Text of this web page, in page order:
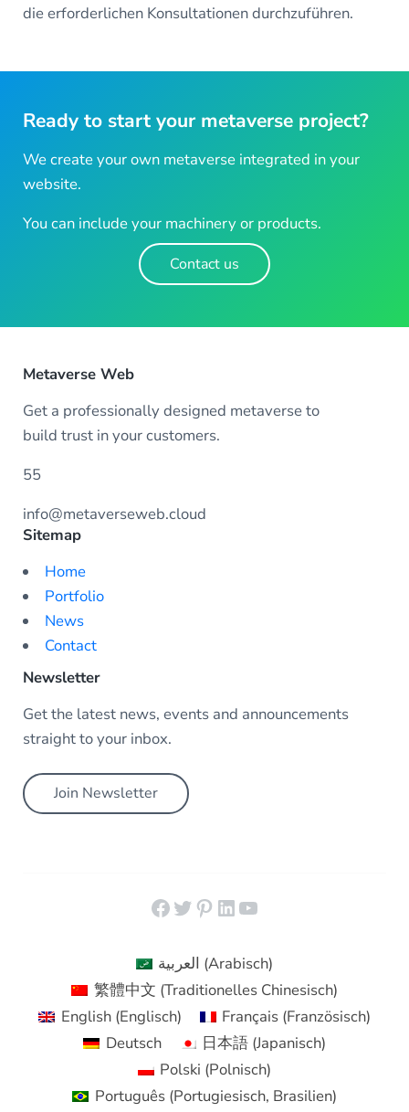
die erforderlichen Konsultationen durchzuführen.
Ready to start your metaverse project?
We create your own metaverse integrated in your
website.
You can include your machinery or products.
Contact us
Metaverse Web
Get a professionally designed metaverse to
build trust in your customers.
55
info@metaverseweb.cloud
Sitemap
Home
Portfolio
News
Contact
Newsletter
Get the latest news, events and announcements
straight to your inbox.
Join Newsletter
Facebook
Twitter
Pinterest
LinkedIn
YouTube
العربية (Arabisch)
繁體中文 (Traditionelles Chinesisch)
English(Englisch) Français (Französisch)
Deutsch
日本語 (Japanisch)
Polski (Polnisch)
Português(Portugiesisch, Brasilien)